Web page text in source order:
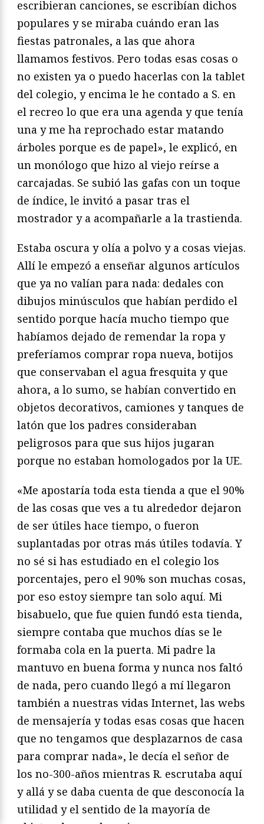
escribieran canciones, se escribían dichos
populares y se miraba cuándo eran las
fiestas patronales, a las que ahora
llamamos festivos. Pero todas esas cosas o
no existen ya o puedo hacerlas con la tablet
del colegio, y encima le he contado a S. en
el recreo lo que era una agenda y que tenía
una y me ha reprochado estar matando
árboles porque es de papel», le explicó, en
un monólogo que hizo al viejo reírse a
carcajadas. Se subió las gafas con un toque
de índice, le invitó a pasar tras el
mostrador y a acompañarle a la trastienda.
Estaba oscura y olía a polvo y a cosas viejas.
Allí le empezó a enseñar algunos artículos
que ya no valían para nada: dedales con
dibujos minúsculos que habían perdido el
sentido porque hacía mucho tiempo que
habíamos dejado de remendar la ropa y
preferíamos comprar ropa nueva, botijos
que conservaban el agua fresquita y que
ahora, a lo sumo, se habían convertido en
objetos decorativos, camiones y tanques de
latón que los padres consideraban
peligrosos para que sus hijos jugaran
porque no estaban homologados por la UE.
«Me apostaría toda esta tienda a que el 90%
de las cosas que ves a tu alrededor dejaron
de ser útiles hace tiempo, o fueron
suplantadas por otras más útiles todavía. Y
no sé si has estudiado en el colegio los
porcentajes, pero el 90% son muchas cosas,
por eso estoy siempre tan solo aquí. Mi
bisabuelo, que fue quien fundó esta tienda,
siempre contaba que muchos días se le
formaba cola en la puerta. Mi padre la
mantuvo en buena forma y nunca nos faltó
de nada, pero cuando llegó a mí llegaron
también a nuestras vidas Internet, las webs
de mensajería y todas esas cosas que hacen
que no tengamos que desplazarnos de casa
para comprar nada», le decía el señor de
los no-300-años mientras R. escrutaba aquí
y allá y se daba cuenta de que desconocía la
utilidad y el sentido de la mayoría de